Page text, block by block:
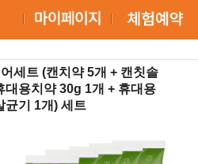
세트 (캔치약 5개 + 캔칫솔
대용치약 30g 1개 + 휴대용
균기 1개) 세트